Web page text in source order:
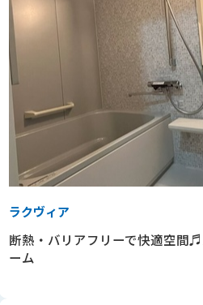
ラクヴィア
断熱・バリアフリーで快適空間
ーム